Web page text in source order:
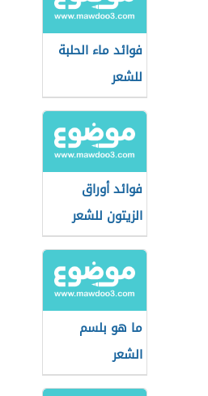
فوائد ماء الحلبة
للشعر
فوائد أوراق
الزيتون للشعر
ما هو بلسم
الشعر